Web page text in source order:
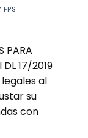
FPS
PARA
DL 17/2019
al
su
con